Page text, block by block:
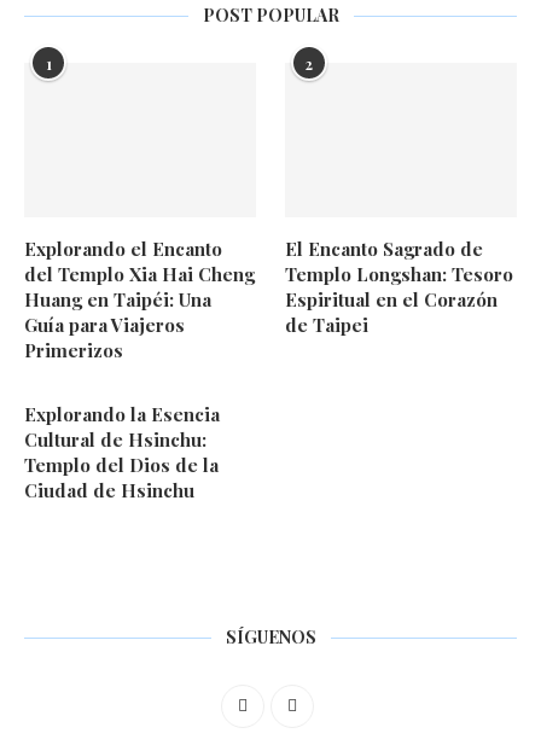
POST POPULAR
1
Explorando el Encanto
del Templo Xia Hai Cheng
Huang en Taipéi: Una
Guía para Viajeros
Primerizos
2
El Encanto Sagrado de
Templo Longshan: Tesoro
Espiritual en el Corazón
de Taipei
Explorando la Esencia
Cultural de Hsinchu:
Templo del Dios de la
Ciudad de Hsinchu
SÍGUENOS